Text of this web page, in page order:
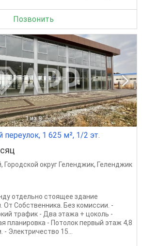
Позвонить
1 из 8
1 625 м², 1/2 эт.
, Городской округ Геленджик, Геленджик
отдельно стоящее здание
Собственника. Без комиссии. -
трафик - Два этажа + цоколь -
планировка - Потолок первый этаж 4,8
Электричество 15...